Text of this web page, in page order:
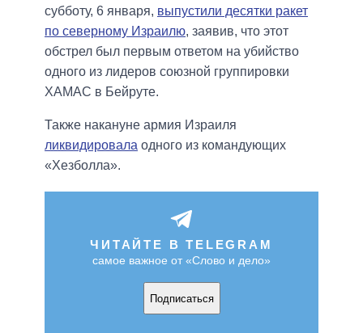
субботу, 6 января, выпустили десятки ракет
по северному Израилю, заявив, что этот
обстрел был первым ответом на убийство
одного из лидеров союзной группировки
ХАМАС в Бейруте.
Также накануне армия Израиля
ликвидировала одного из командующих
«Хезболла».
ЧИТАЙТЕ В TELEGRAM
самое важное от «Слово и дело»
Подписаться